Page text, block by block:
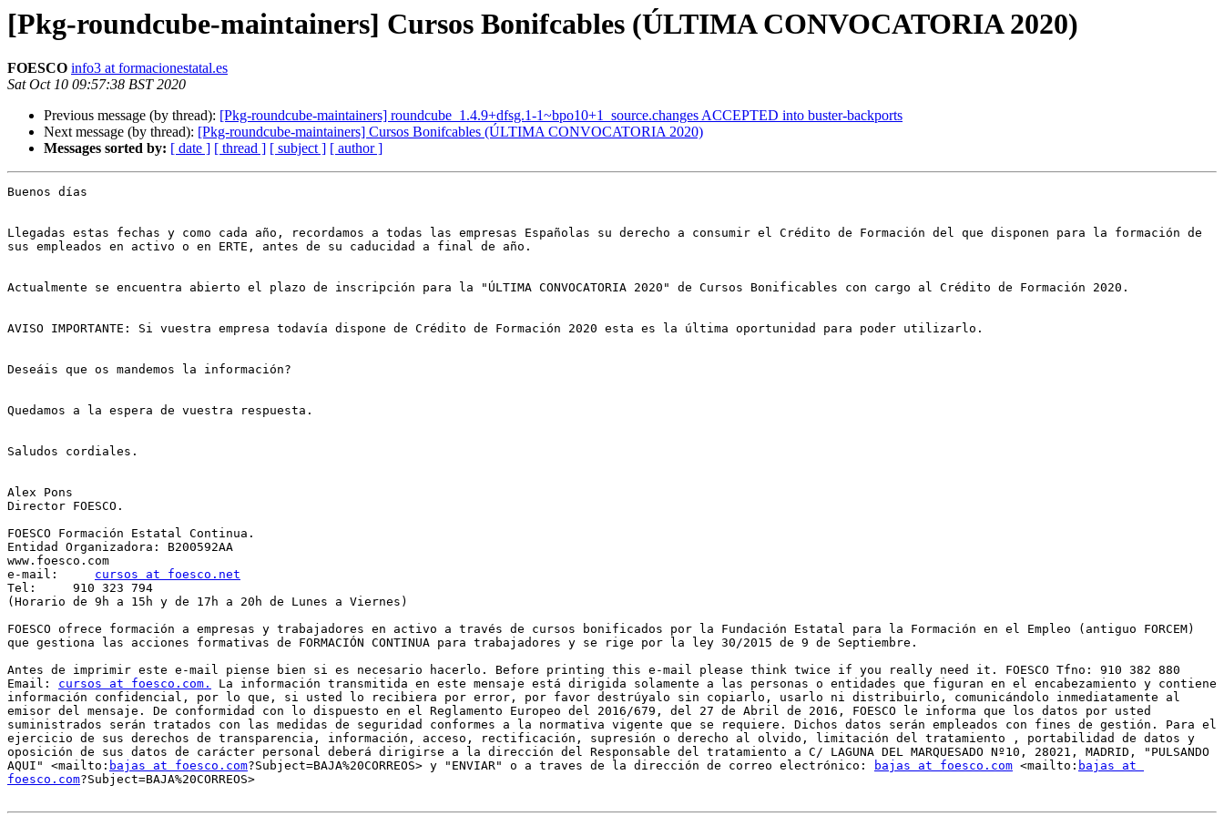
[Pkg-roundcube-maintainers] Cursos Bonifcables (ÚLTIMA CONVOCATORIA 2020)
FOESCO info3 at formacionestatal.es
Sat Oct 10 09:57:38 BST 2020
Previous message (by thread): [Pkg-roundcube-maintainers] roundcube_1.4.9+dfsg.1-1~bpo10+1_source.changes ACCEPTED into buster-backports
Next message (by thread): [Pkg-roundcube-maintainers] Cursos Bonifcables (ÚLTIMA CONVOCATORIA 2020)
Messages sorted by: [ date ] [ thread ] [ subject ] [ author ]
Buenos días
Llegadas estas fechas y como cada año, recordamos a todas las empresas Españolas su derecho a consumir el Crédito de Formación del que disponen para la formación de
sus empleados en activo o en ERTE, antes de su caducidad a final de año.
Actualmente se encuentra abierto el plazo de inscripción para la "ÚLTIMA CONVOCATORIA 2020" de Cursos Bonificables con cargo al Crédito de Formación 2020.
AVISO IMPORTANTE: Si vuestra empresa todavía dispone de Crédito de Formación 2020 esta es la última oportunidad para poder utilizarlo.
Deseáis que os mandemos la información?
Quedamos a la espera de vuestra respuesta.
Saludos cordiales.
Alex Pons
Director FOESCO.
FOESCO Formación Estatal Continua.
Entidad Organizadora: B200592AA
www.foesco.com
e-mail: cursos at foesco.net
Tel:     910 323 794
(Horario de 9h a 15h y de 17h a 20h de Lunes a Viernes)
FOESCO ofrece formación a empresas y trabajadores en activo a través de cursos bonificados por la Fundación Estatal para la Formación en el Empleo (antiguo FORCEM)
que gestiona las acciones formativas de FORMACIÓN CONTINUA para trabajadores y se rige por la ley 30/2015 de 9 de Septiembre.
Antes de imprimir este e-mail piense bien si es necesario hacerlo. Before printing this e-mail please think twice if you really need it. FOESCO Tfno: 910 382 880
Email: cursos at foesco.com.
La información transmitida en este mensaje está dirigida solamente a las personas o entidades que figuran en el encabezamiento y contiene
información confidencial, por lo que, si usted lo recibiera por error, por favor destrúyalo sin copiarlo, usarlo ni distribuirlo, comunicándolo inmediatamente al
emisor del mensaje. De conformidad con lo dispuesto en el Reglamento Europeo del 2016/679, del 27 de Abril de 2016, FOESCO le informa que los datos por usted
suministrados serán tratados con las medidas de seguridad conformes a la normativa vigente que se requiere. Dichos datos serán empleados con fines de gestión. Para el
ejercicio de sus derechos de transparencia, información, acceso, rectificación, supresión o derecho al olvido, limitación del tratamiento , portabilidad de datos y
oposición de sus datos de carácter personal deberá dirigirse a la dirección del Responsable del tratamiento a C/ LAGUNA DEL MARQUESADO Nº10, 28021, MADRID, "PULSANDO
AQUI" <mailto: bajas at foesco.com?Subject=BAJA%20CORREOS> y "ENVIAR" o a traves de la dirección de correo electrónico: bajas at foesco.com <mailto: bajas at
foesco.com?Subject=BAJA%20CORREOS>